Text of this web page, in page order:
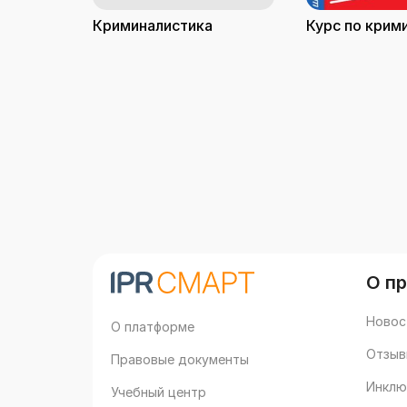
Криминалистика Курс по
О платформе
Правовые документы
Учебный центр
О